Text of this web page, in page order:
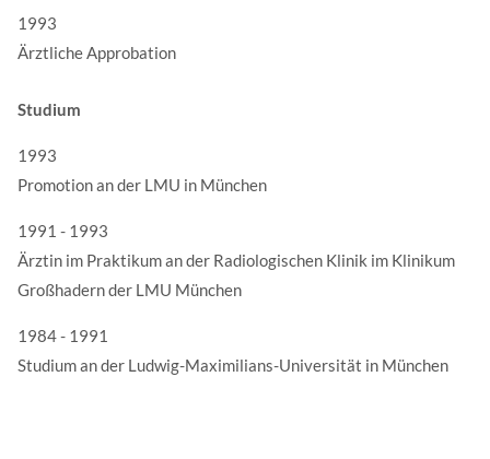
1993
Ärztliche Approbation
Studium
1993
Promotion an der LMU in München
1991 - 1993
Ärztin im Praktikum an der Radiologischen Klinik im Klinikum
Großhadern der LMU München
1984 - 1991
Studium an der Ludwig-Maximilians-Universität in München
mit Nutzerdaten finden Sie in unserer
Datenschutzerklärung.
Senden